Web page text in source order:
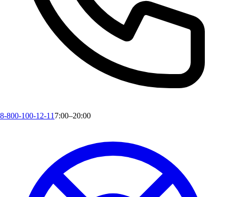
8-800-100-12-11 7:00–20:00